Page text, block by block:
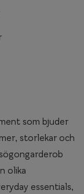
som bjuder
storlekar och
olika
essentials,